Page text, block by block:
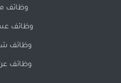
وظائف
وظائف
وظائف
وظائف